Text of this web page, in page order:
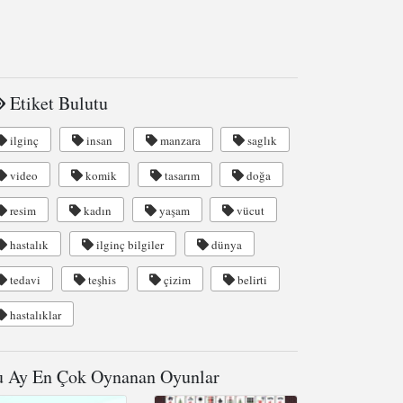
Etiket Bulutu
ilginç insan manzara saglık
video komik tasarım doğa
resim kadın yaşam vücut
hastalık ilginç bilgiler dünya
tedavi teşhis çizim belirti
hastalıklar
Ay En Çok Oynanan Oyunlar